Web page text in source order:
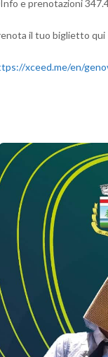
e prenotazioni
il tuo biglietto qui
xceed.me/en/